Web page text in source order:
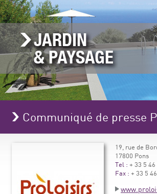
Communiqué de presse
19, rue de
17800 Pons
Tel : + 33 5
Fax : + 33 5